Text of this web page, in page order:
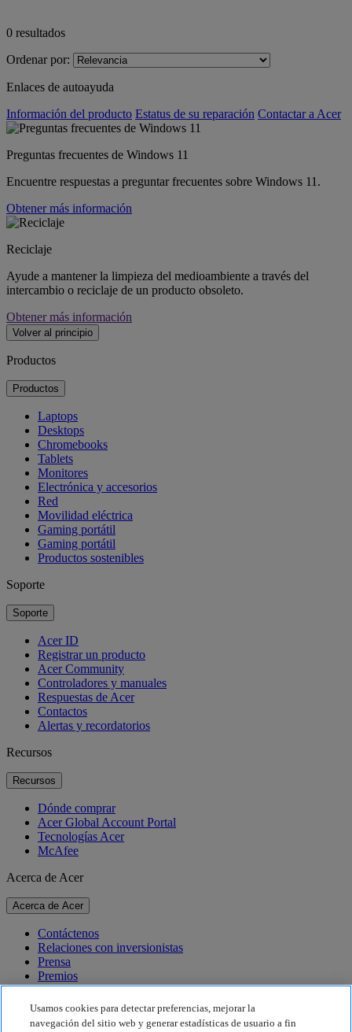
0 resultados
Ordenar por:
Enlaces de autoayuda
Información del producto Estatus de su reparación Contactar a Acer
Preguntas frecuentes de Windows 11
Encuentre respuestas a preguntar frecuentes sobre Windows 11.
Obtener más información
Reciclaje
Ayude a mantener la limpieza del medioambiente a través del
intercambio o reciclaje de un producto obsoleto.
Obtener más información
Volver al principio
Productos
Productos
Laptops
Desktops
Chromebooks
Tablets
Monitores
Electrónica y accesorios
Red
Movilidad eléctrica
Gaming portátil
Gaming portátil
Productos sostenibles
Soporte
Soporte
Acer ID
Registrar un producto
Acer Community
Controladores y manuales
Respuestas de Acer
Contactos
Alertas y recordatorios
Recursos
Recursos
Dónde comprar
Acer Global Account Portal
Tecnologías Acer
McAfee
Acerca de Acer
Acerca de Acer
Contáctenos
Relaciones con inversionistas
Prensa
Premios
Eventos
Sostenibilidad
Usamos cookies para detectar preferencias, mejorar la
navegación del sitio web y generar estadísticas de usuario a fin